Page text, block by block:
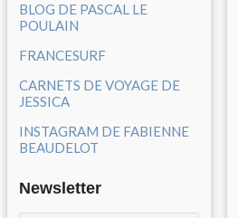
BLOG DE PASCAL LE
POULAIN
FRANCESURF
CARNETS DE VOYAGE DE
JESSICA
INSTAGRAM DE FABIENNE
BEAUDELOT
Newsletter